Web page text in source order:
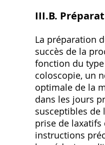
III.B.
La préparation
succès de la
fonction du
coloscopie‚ un
optimale de la
dans les jours
susceptibles de
prise de
instructions